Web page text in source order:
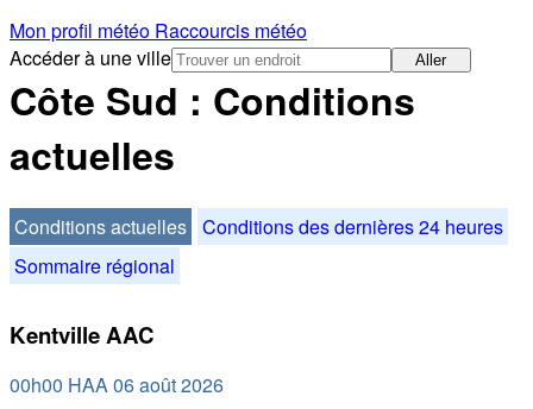
Mon profil météo Raccourcis météo
Accéder à une ville
Aller
Côte Sud : Conditions
actuelles
Conditions actuelles Conditions des dernières 24 heures
Sommaire régional
Kentville AAC
00h00 HAA 06 août 2026